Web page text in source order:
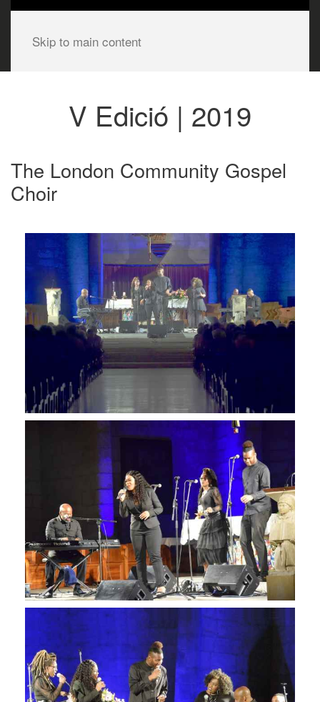
Skip to main content
V Edició | 2019
The London Community Gospel
Choir